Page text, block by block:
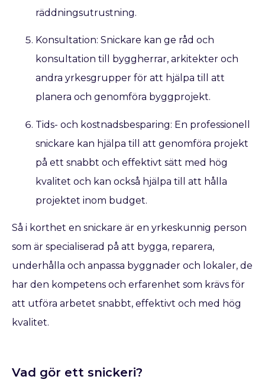
räddningsutrustning.
Konsultation: Snickare kan ge råd och
konsultation till byggherrar, arkitekter och
andra yrkesgrupper för att hjälpa till att
planera och genomföra byggprojekt.
Tids- och kostnadsbesparing: En professionell
snickare kan hjälpa till att genomföra projekt
på ett snabbt och effektivt sätt med hög
kvalitet och kan också hjälpa till att hålla
projektet inom budget.
Så i korthet en snickare är en yrkeskunnig person
som är specialiserad på att bygga, reparera,
underhålla och anpassa byggnader och lokaler, de
har den kompetens och erfarenhet som krävs för
att utföra arbetet snabbt, effektivt och med hög
kvalitet.
Vad gör ett snickeri?